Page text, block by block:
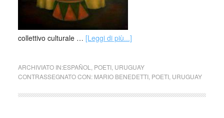
collettivo culturale … [Leggi di più...]
ARCHIVIATO IN:ESPAÑOL POETI, URUGUAY
CONTRASSEGNATO CON: MARIO BENEDETTI, POETI, URUGUAY